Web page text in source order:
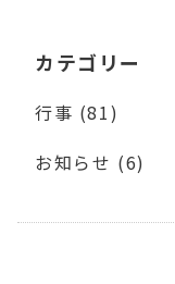
カテゴリー
行事 (81)
お知らせ (6)